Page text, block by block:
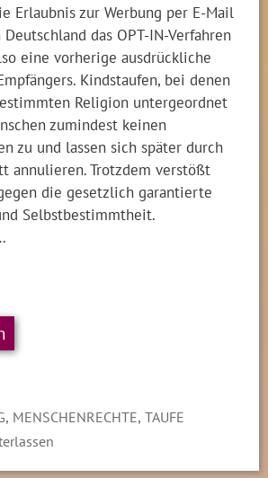
Erlaubnis zur Werbung per E-Mail
das OPT-IN-Verfahren
eine vorherige ausdrückliche
Kindstaufen, bei denen
Religion untergeordnet
zumindest keinen
zu und lassen sich später durch
annulieren. Trotzdem verstößt
die gesetzlich garantierte
Selbstbestimmtheit.
, MENSCHENRECHTE, TAUFE